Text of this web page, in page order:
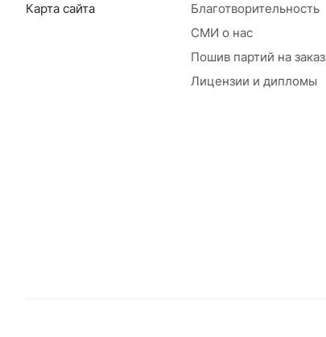
Карта сайта
Благотворительность
СМИ о нас
Пошив партий на заказ
Лицензии и дипломы